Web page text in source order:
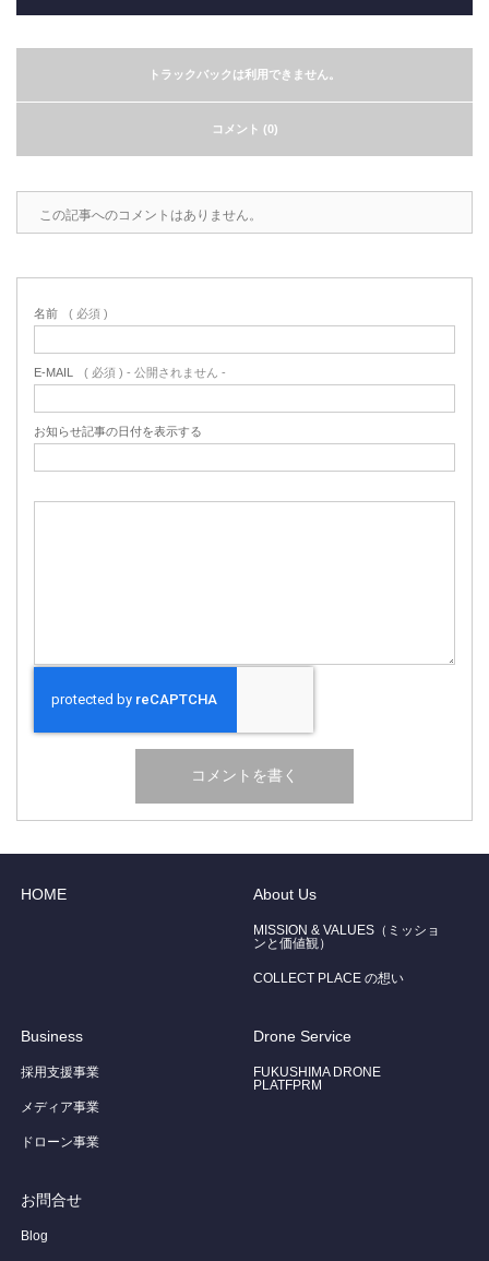
トラックバックは利用できません。
コメント (0)
この記事へのコメントはありません。
名前 ( 必須 )
E-MAIL ( 必須 ) - 公開されません -
お知らせ記事の日付を表示する
HOME About Us
MISSION & VALUES（ミッショ
ンと価値観）
COLLECT PLACE の想い
Business
採用支援事業
メディア事業
ドローン事業
Drone Service
FUKUSHIMA DRONE
PLATFPRM
お問合せ
Blog